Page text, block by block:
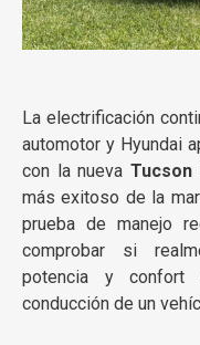
La electrificación
automotor y Hyundai
con la nueva Tucson
más exitoso de la
prueba de manejo
comprobar si
potencia y confort
conducción de un